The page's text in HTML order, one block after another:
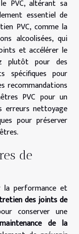
PVC, altérant sa
essentiel de
PVC, comme la
alcoolisées, qui
et accélérer le
plutôt pour des
spécifiques pour
recommandations
PVC pour un
erreurs nettoyage
pour préserver
de
la performance et
des joints de
conserver une
maintenance de la